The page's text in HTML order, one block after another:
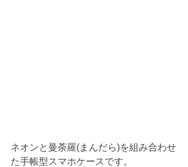
ネオンと曼荼羅(まんだら)を組み合わせ
た手帳型スマホケースです。